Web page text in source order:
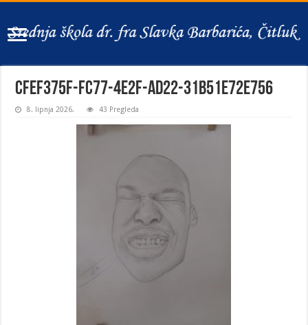
cfef375f-fc77-4e2f-ad22-31b51e72e756
8. lipnja 2026. 43 Pregleda